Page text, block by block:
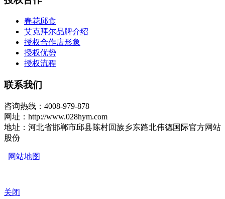
春花邱食
艾克拜尔品牌介绍
授权合作店形象
授权优势
授权流程
联系我们
咨询热线：4008-979-878
网址：http://www.028hym.com
地址：河北省邯郸市邱县陈村回族乡东路北伟德国际官方网站
股份
网站地图
关闭